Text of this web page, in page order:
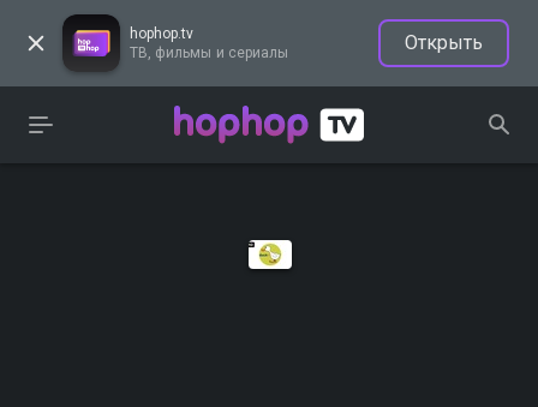
hophop.tv
ТВ, фильмы и сериалы
Открыть